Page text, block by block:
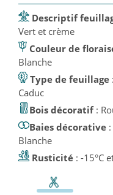
Descriptif
Vert et crème
Couleur de
Blanche
Type de feuillage :
Caduc
Bois décoratif
:
Baies décorative
Blanche
Rusticité : -15°C